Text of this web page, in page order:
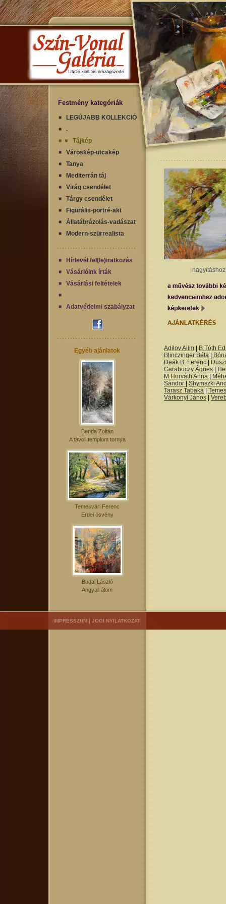
Festmény kategóriák
LEGÚJABB KOLLEKCIÓ
.
Tájkép
Városkép-utcakép
Tanya
Mediterrán táj
Virág csendélet
Tárgy csendélet
Figurális-portré-akt
Állatábrázolás-vadászat
Modern-szürrealista
Hírlevél fel(le)iratkozás
Vásárlóink írták
Vásárlási feltételek
Adatvédelmi szabályzat
Egyéb ajánlatok
Benda Zoltán
A távoli templom tornya
Temesvári Ferenc
Erdei ösvény
Budai László
Angyali álom
Adilov Alim
B.Tóth
Blinczinger Béla
Deák B. Ferenc
Garabuczy Ágnes
M.Horváth Anna
Sándor
Shymszki
Tarasz Tabaka
Várkonyi János
IMPRESSZUM | JOGI NYILATKOZAT